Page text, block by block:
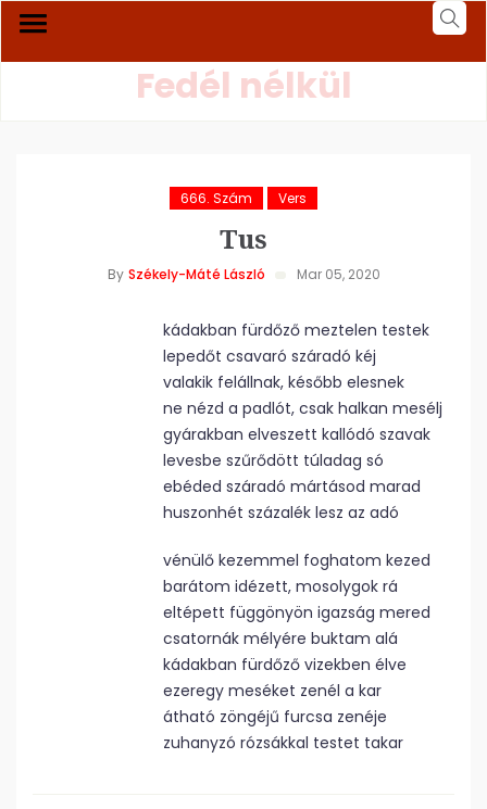
Fedél nélkül
666. Szám Vers
Tus
By Székely-Máté László Mar 05, 2020
kádakban fürdőző meztelen testek
lepedőt csavaró száradó kéj
valakik felállnak, később elesnek
ne nézd a padlót, csak halkan mesélj
gyárakban elveszett kallódó szavak
levesbe szűrődött túladag só
ebéded száradó mártásod marad
huszonhét százalék lesz az adó
vénülő kezemmel foghatom kezed
barátom idézett, mosolygok rá
eltépett függönyön igazság mered
csatornák mélyére buktam alá
kádakban fürdőző vizekben élve
ezeregy meséket zenél a kar
átható zöngéjű furcsa zenéje
zuhanyzó rózsákkal testet takar